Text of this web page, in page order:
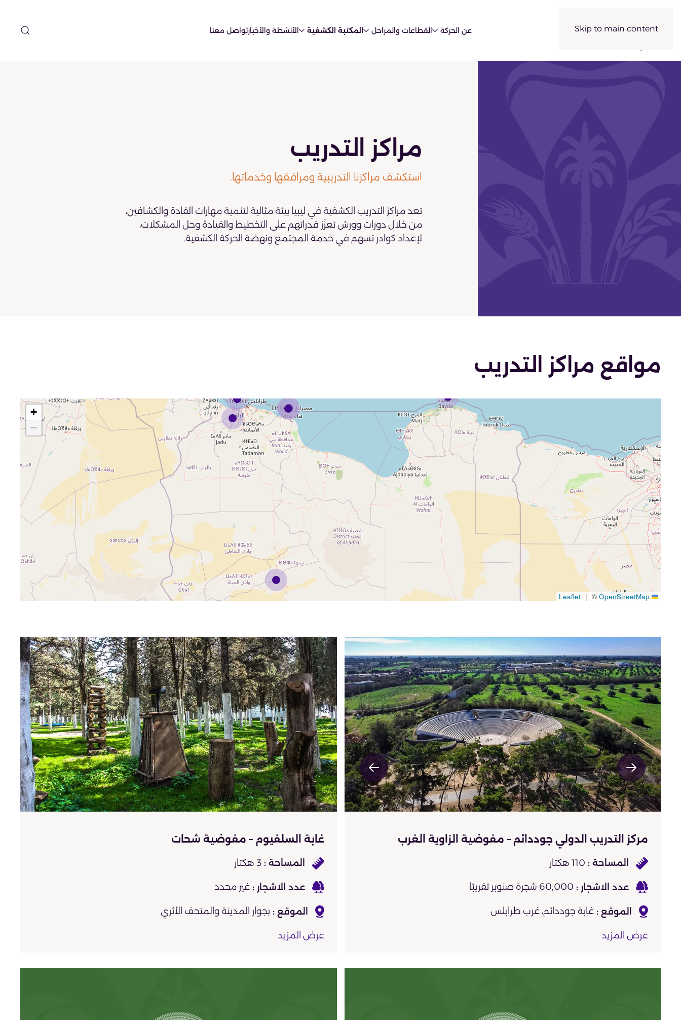
Skip to main content عن الحركة القطاعات والمراحل المكتبة الكشفية الأنشطة والأخبارتواصل معنا
مراكز التدريب
استكشف مراكزنا التدريبية ومرافقها وخدماتها.
تعد مراكز التدريب الكشفية في ليبيا بيئة مثالية لتنمية مهارات القادة والكشافين،
من خلال دورات وورش تعزّز قدراتهم على التخطيط والقيادة وحل المشكلات،
لإعداد كوادر تسهم في خدمة المجتمع ونهضة الحركة الكشفية.
مواقع مراكز التدريب
+
−
| © OpenStreetMap
مركز التدريب الدولي جوددائم – مفوضية الزاوية الغرب
110 هكتار
60,000 شجرة صنوبر تقريبًا
غابة جوددائم، غرب طرابلس
عرض المزيد
غابة السلفيوم – مفوضية شحات
3 هكتار
غير محدد
بجوار المدينة والمتحف الأثري
عرض المزيد